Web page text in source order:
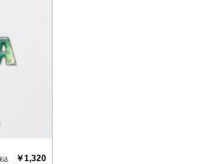
￥1,320